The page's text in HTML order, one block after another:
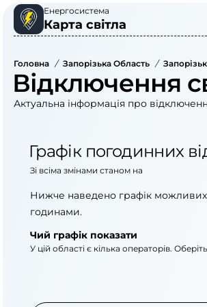
Енергосистема
Карта світла
Головна / Запорізька Область /
Відключення
Актуальна інформація про
Графік погодинних
Зі всіма змінами станом на
Нижче наведено графік можливих
годинами.
Чий графік показати
У цій області є кілька операторів.